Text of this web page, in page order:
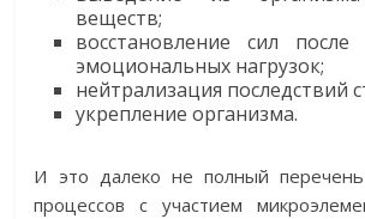
веществ;
восстановление сил после
эмоциональных нагрузок;
нейтрализация последствий
укрепление организма.
И это далеко не полный перечень
процессов с участием